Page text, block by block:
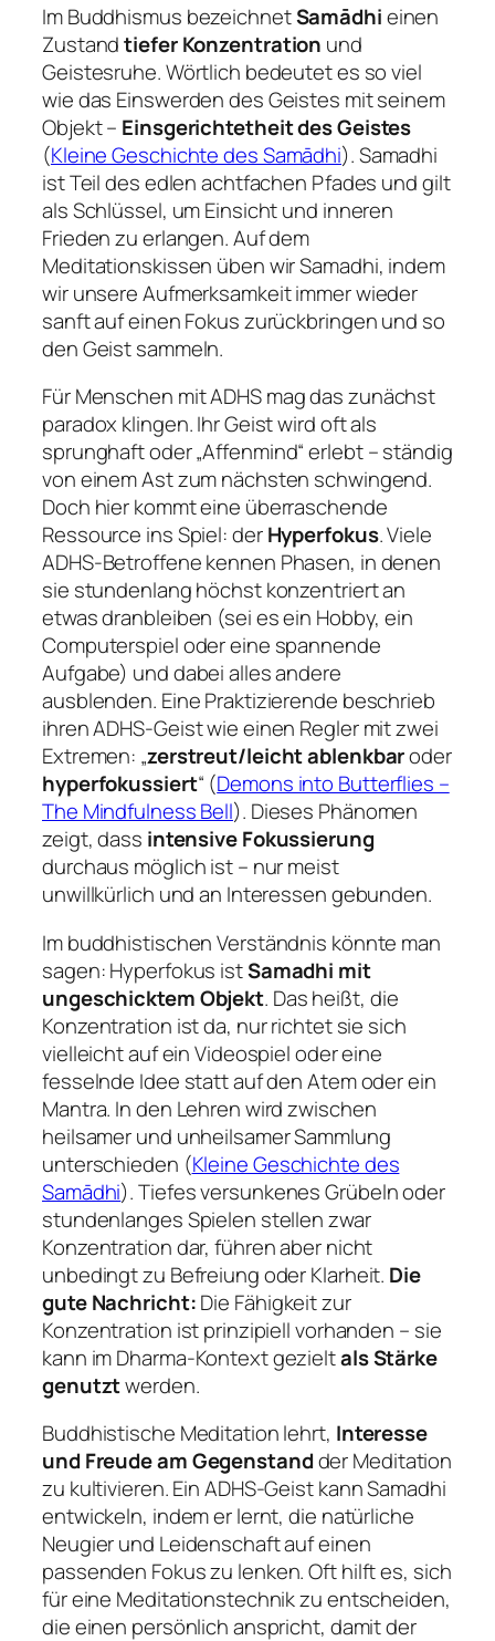
Im Buddhismus bezeichnetSamādhieinen
Zustandtiefer Konzentration und
Geistesruhe. Wörtlich bedeutet es so viel
wie das Einswerden des Geistes mit seinem
Objekt – Einsgerichtetheit des Geistes
(Kleine Geschichte des Samādhi). Samadhi
ist Teil des edlen achtfachen Pfades und gilt
als Schlüssel, um Einsicht und inneren
Frieden zu erlangen. Auf dem
Meditationskissen üben wir Samadhi, indem
wir unsere Aufmerksamkeit immer wieder
sanft auf einen Fokus zurückbringen und so
den Geist sammeln.
Für Menschen mit ADHS mag das zunächst
paradox klingen. Ihr Geist wird oft als
sprunghaftoder„Affenmind“erlebt – ständig
von einem Ast zum nächsten schwingend.
Doch hier kommt eine überraschende
Ressource ins Spiel: derHyperfokus. Viele
ADHS-Betroffene kennen Phasen, in denen
sie stundenlang höchst konzentriert an
etwas dranbleiben (sei es ein Hobby, ein
Computerspiel oder eine spannende
Aufgabe) und dabei alles andere
ausblenden. Eine Praktizierende beschrieb
ihren ADHS-Geist wie einen Regler mit zwei
Extremen: „zerstreut/leicht ablenkbaroder
hyperfokussiert“ (Demons into Butterflies –
The Mindfulness Bell). Dieses Phänomen
zeigt, dass intensive Fokussierung
durchaus möglich ist – nur meist
unwillkürlich und an Interessen gebunden.
Im buddhistischen Verständnis könnte man
sagen: Hyperfokus istSamadhi mit
ungeschicktem Objekt. Das heißt, die
Konzentration ist da, nur richtet sie sich
vielleicht auf ein Videospiel oder eine
fesselnde Idee statt auf den Atem oder ein
Mantra. In den Lehren wird zwischen
heilsamer und unheilsamer Sammlung
unterschieden (Kleine Geschichte des
Samādhi). Tiefes versunkenes Grübeln oder
stundenlanges Spielen stellen zwar
Konzentration dar, führen aber nicht
unbedingt zu Befreiung oder Klarheit. Die
gute Nachricht:Die Fähigkeit zur
Konzentration ist prinzipiell vorhanden – sie
kann im Dharma-Kontext gezieltals Stärke
genutztwerden.
Buddhistische Meditation lehrt, Interesse
und Freude am Gegenstandder Meditation
zu kultivieren. Ein ADHS-Geist kann Samadhi
entwickeln, indem er lernt, die natürliche
Neugier und Leidenschaft auf einen
passenden Fokus zu lenken. Oft hilft es, sich
für eine Meditationstechnik zu entscheiden,
die einen persönlich anspricht, damit der